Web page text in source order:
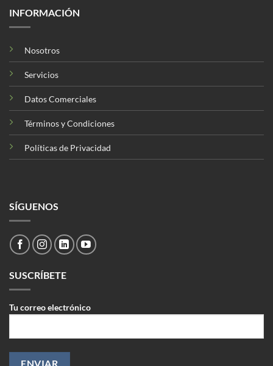
INFORMACIÓN
Nosotros
Servicios
Datos Comerciales
Términos y Condiciones
Políticas de Privacidad
SÍGUENOS
SUSCRÍBETE
Tu correo electrónico